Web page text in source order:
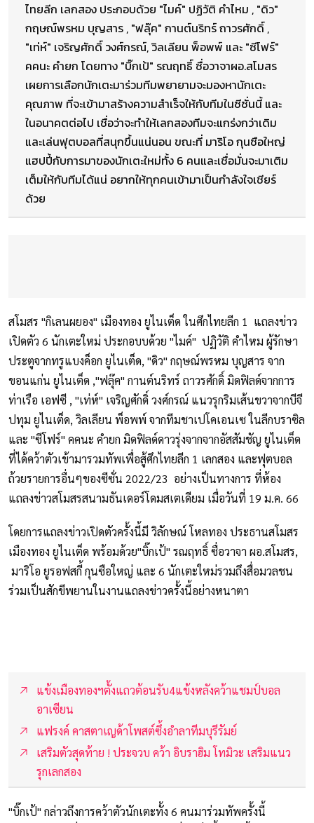
ไทยลีก เลกสอง ประกอบด้วย "ไมค์" ปฏิวัติ คำไหม , "ดิว"
กฤษณ์พรหม บุญสาร , "ฟลุ๊ค" กานต์นริทร์ ถาวรศักดิ์ ,
"เท่ห์" เจริญศักดิ์ วงศ์กรณ์, วิลเลียน พ็อพพ์ และ "ซีโฟร์"
คคนะ คำยก โดยทาง "บิ๊กเป้" รณฤทธิ์ ซื่อวาจาผอ.สโมสร ​
เผยการเลือกนักเตะมาร่วมทีมพยายามจะมองหานักเตะ
คุณภาพ ที่จะเข้ามาสร้างความสำเร็จให้กับทีมในซีซั่นนี้ และ
ในอนาคตต่อไป เชื่อว่าจะทำให้เลกสองทีมจะแกร่งกว่าเดิม
และเล่นฟุตบอลที่สนุกขึ้นแน่นอน ขณะที่ มาริโอ กุนซือใหญ่
แฮปปี้กับการมาของนักเตะใหม่ทั้ง 6 คนและเชื่อมั่นจะมาเติม
เต็มให้กับทีมได้แน่ อยากให้ทุกคนเข้ามาเป็นกำลังใจเชียร์
ด้วย
สโมสร "กิเลนผยอง" เมืองทอง ยูไนเต็ด ในศึกไทยลีก 1 แถลงข่าว
เปิดตัว 6 นักเตะใหม่ ประกอบบด้วย "ไมค์" ปฏิวัติ คำไหม ผู้รักษา
ประตูจากทรูแบงค็อก ยูไนเต็ด, "ดิว" กฤษณ์พรหม บุญสาร จาก
ขอนแก่น ยูไนเต็ด ,"ฟลุ๊ค" กานต์นริทร์ ถาวรศักดิ์ มิดฟิลด์จากการ
ท่าเรือ เอฟซี , "เท่ห์" เจริญศักดิ์ วงศ์กรณ์ แนวรุกริมเส้นขวาจากบีจี
ปทุม ยูไนเต็ด, วิลเลียน พ็อพพ์ จากทีมชาเปโคเอนเซ ในลีกบราซิล
และ "ซีโฟร์" คคนะ คำยก มิดฟิลด์ดาวรุ่งจากจากอัสสัมชัญ ยูไนเต็ด
ที่ได้คว้าตัวเข้ามารวมทัพเพื่อสู้ศึกไทยลีก 1 เลกสอง และฟุตบอล
ถ้วยรายการอื่นๆของซีซั่น 2022/23 อย่างเป็นทางการ ที่ห้อง
แถลงข่าวสโมสรสนามธันเดอร์โดมสเตเดียม เมื่อวันที่ 19 ม.ค. 66
โดยการแถลงข่าวเปิดตัวครั้งนี้มี วิลักษณ์ โหลทอง ประธานสโมสร
เมืองทอง ยูไนเต็ด พร้อมด้วย"บิ๊กเป้" รณฤทธิ์ ซื่อวาจา ผอ.สโมสร,
มาริโอ ยูรอฟสกี้ กุนซือใหญ่ และ 6 นักเตะใหม่รวมถึงสื่อมวลชน
ร่วมเป็นสักขีพยานในงานแถลงข่าวครั้งนี้อย่างหนาตา
แข้งเมืองทองฯตั้งแถวต้อนรับ4แข้งหลังคว้าแชมป์บอล
อาเซียน
แฟรงค์ คาสตาเญด้าโพสต์ซึ้งอำลาทีมบุรีรัมย์
เสริมตัวสุดท้าย ! ประจวบ คว้า อิบราฮิม โทมิวะ เสริมแนว
รุกเลกสอง
"บิ๊กเป้" กล่าวถึงการคว้าตัวนักเตะทั้ง 6 คนมาร่วมทัพครั้งนี้